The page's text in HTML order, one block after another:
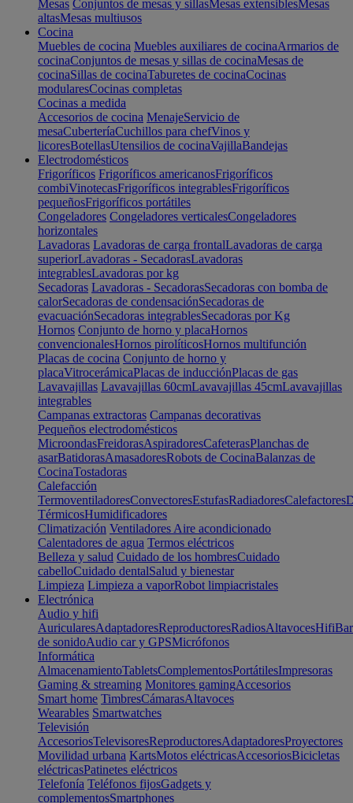
Mesas Conjuntos de mesas y sillasMesas extensiblesMesas
altasMesas multiusos
Cocina
Muebles de cocina Muebles auxiliares de cocinaArmarios de
cocinaConjuntos de mesas y sillas de cocinaMesas de
cocinaSillas de cocinaTaburetes de cocinaCocinas
modularesCocinas completas
Cocinas a medida
Accesorios de cocina MenajeServicio de
mesaCuberteríaCuchillos para chefVinos y
licoresBotellasUtensilios de cocinaVajillaBandejas
Electrodomésticos
Frigoríficos Frigoríficos americanosFrigoríficos
combiVinotecasFrigoríficos integrablesFrigoríficos
pequeñosFrigoríficos portátiles
Congeladores Congeladores verticalesCongeladores
horizontales
Lavadoras Lavadoras de carga frontalLavadoras de carga
superiorLavadoras - SecadorasLavadoras
integrablesLavadoras por kg
Secadoras Lavadoras - SecadorasSecadoras con bomba de
calorSecadoras de condensaciónSecadoras de
evacuaciónSecadoras integrablesSecadoras por Kg
Hornos Conjunto de horno y placaHornos
convencionalesHornos pirolíticosHornos multifunción
Placas de cocina Conjunto de horno y
placaVitrocerámicaPlacas de inducciónPlacas de gas
Lavavajillas Lavavajillas 60cmLavavajillas 45cmLavavajillas
integrables
Campanas extractoras Campanas decorativas
Pequeños electrodomésticos
MicroondasFreidorasAspiradoresCafeterasPlanchas de
asarBatidorasAmasadoresRobots de CocinaBalanzas de
CocinaTostadoras
Calefacción
TermoventiladoresConvectoresEstufasRadiadoresCalefactores
TérmicosHumidificadores
Climatización Ventiladores Aire acondicionado
Calentadores de agua Termos eléctricos
Belleza y salud Cuidado de los hombresCuidado
cabelloCuidado dentalSalud y bienestar
Limpieza Limpieza a vaporRobot limpiacristales
Electrónica
Audio y hifi
AuricularesAdaptadoresReproductoresRadiosAltavocesHifi
de sonidoAudio car y GPSMicrófonos
Informática
AlmacenamientoTabletsComplementosPortátilesImpresoras
Gaming & streaming Monitores gamingAccesorios
Smart home TimbresCámarasAltavoces
Wearables Smartwatches
Televisión
AccesoriosTelevisoresReproductoresAdaptadoresProyectores
Movilidad urbana KartsMotos eléctricasAccesoriosBicicletas
eléctricasPatinetes eléctricos
Telefonía Teléfonos fijosGadgets y
complementosSmartphones